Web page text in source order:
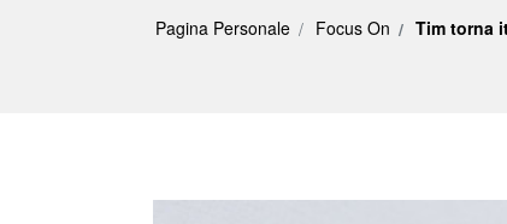
Pagina Personale Focus On Tim torna